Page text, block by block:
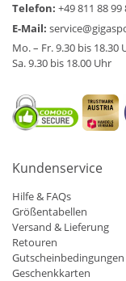
Telefon: +49 811 88 99
E-Mail:
Mo. – Fr. 9.30 bis 18.30
Sa. 9.30 bis 18.00 Uhr
Kundenservice
Hilfe & FAQs
Größentabellen
Versand & Lieferung
Retouren
Gutscheinbedingungen
Geschenkkarten